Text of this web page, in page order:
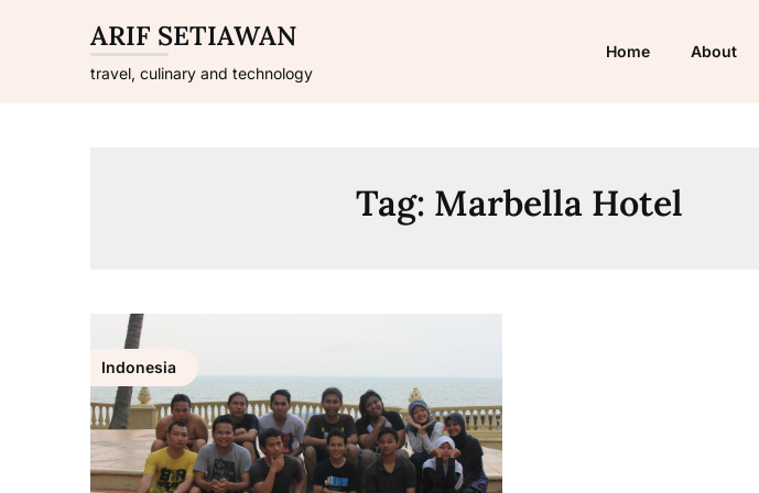
ARIF SETIAWAN
travel, culinary and technology
Home About
Tag: Marbella Hotel
Indonesia